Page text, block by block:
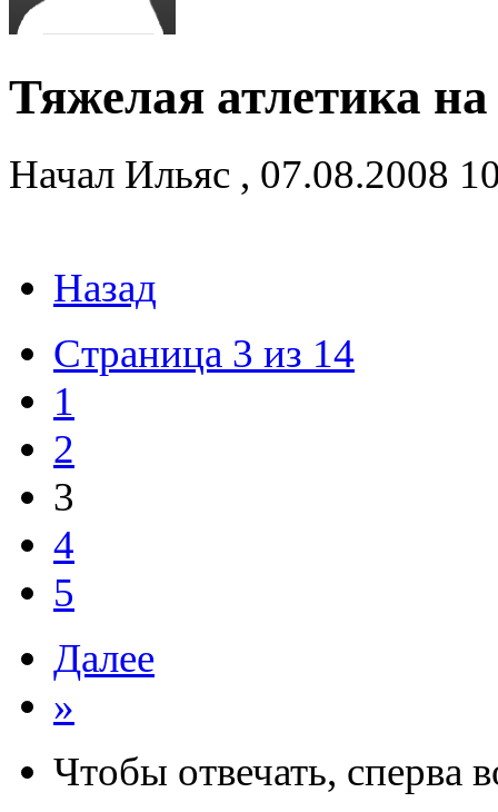
Тяжелая атлетика
Начал Ильяс , 07.08.2008
Назад
Страница 3 из 14
1
2
3
4
5
Далее
»
Чтобы отвечать, сперва